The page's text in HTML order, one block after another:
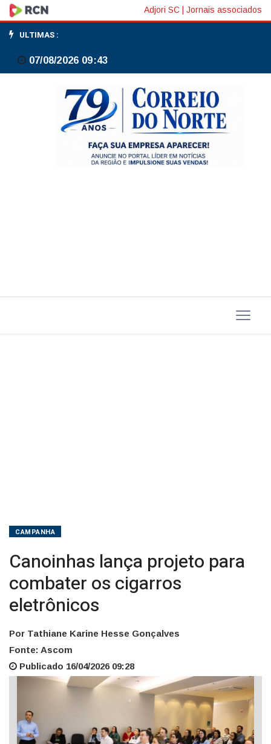
Canoinhas
lança
projeto
combater
Adjori SC Jornais associados
ULTIMAS :
07/08/2026 09:43
CAMPANHA
Canoinhas lança projeto para
combater os cigarros
eletrônicos
Por Tathiane Karine Hesse Gonçalves
Fonte: Ascom
Publicado 16/04/2026 09:28